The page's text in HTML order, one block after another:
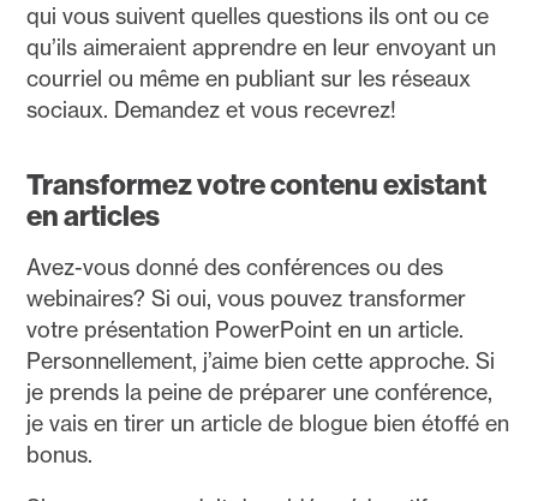
qui vous suivent quelles questions ils ont ou ce
qu’ils aimeraient apprendre en leur envoyant un
courriel ou même en publiant sur les réseaux
sociaux. Demandez et vous recevrez!
Transformez votre contenu existant
en articles
Avez-vous donné des conférences ou des
webinaires? Si oui, vous pouvez transformer
votre présentation PowerPoint en un article.
Personnellement, j’aime bien cette approche. Si
je prends la peine de préparer une conférence,
je vais en tirer un article de blogue bien étoffé en
bonus.